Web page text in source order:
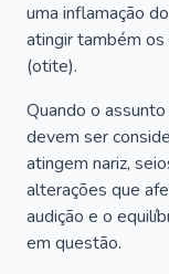
uma inflamação
atingir também
(otite).
Quando o
devem ser
atingem nariz,
alterações que
audição e o
em questão.